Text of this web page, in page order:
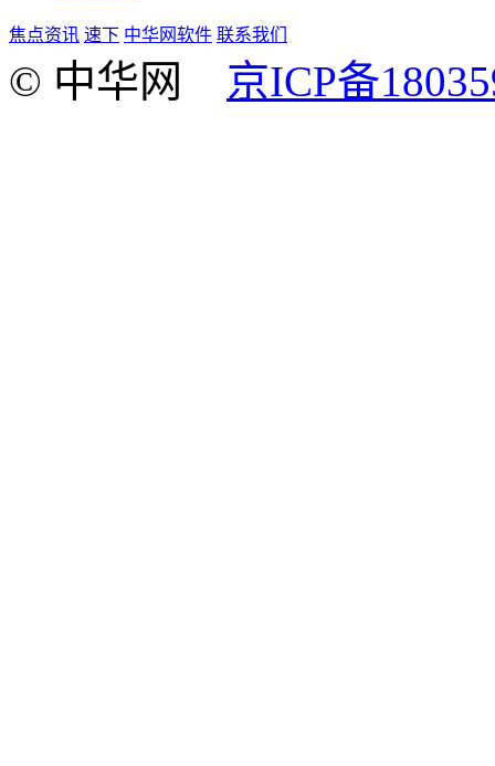
焦点资讯 速下 中华网软件 联系我们
© 中华网 京ICP备